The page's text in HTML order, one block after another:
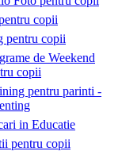
copii
pentru copii
de Weekend
copii
pentru parinti -
in Educatie
pentru copii